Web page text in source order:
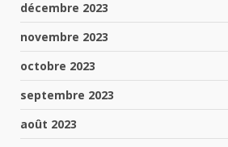
décembre 2023
novembre 2023
octobre 2023
septembre 2023
août 2023